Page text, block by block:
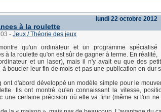
lundi 22 octobre 2012
à la roulette
- Jeux / Théorie des jeux
qu'un ordinateur et un programme spécialisé
à la roulette qu'on est sûr de gagner à terme. En réalité,
et un laser), mais il n'y avait eu que des
boucler leur fin de mois et pas une publication en dur
ont d'abord développé un modèle simple pour le
Ils ont montré qu'en connaissant la vitesse,
une certaine précision où elle va finir (même si l'on ne